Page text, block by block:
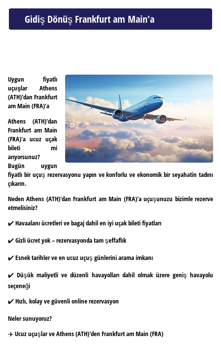
Gidiş Dönüş Frankfurt am Main'a
Uygun fiyatlı
uçuşlar Athens
(ATH)'dan Frankfurt
am Main (FRA)'a
Athens (ATH)'dan
Frankfurt am Main
(FRA)'a ucuz uçak
bileti mi
arıyorsunuz?
Bugün uygun
fiyatlı bir uçuş rezervasyonu yapın ve konforlu ve ekonomik bir seyahatin tadını
çıkarın.
Neden Athens (ATH)'dan Frankfurt am Main (FRA)'a uçuşunuzu bizimle rezerve
etmelisiniz?
✔️ Havaalanı ücretleri ve bagaj dahil en iyi uçak bileti fiyatları
✔️ Gizli ücret yok – rezervasyonda tam şeffaflık
✔️ Esnek tarihler ve en ucuz uçuş günlerini arama imkanı
✔️ Düşük maliyetli ve düzenli havayolları dahil olmak üzere geniş havayolu
seçeneği
✔️ Hızlı, kolay ve güvenli online rezervasyon
Neler sunuyoruz?
✈️ Ucuz uçuşlar ve Athens (ATH)'den Frankfurt am Main (FRA)